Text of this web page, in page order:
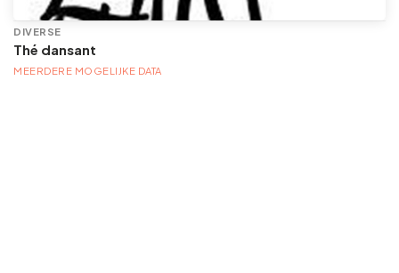
DIVERSE
Thé dansant
MEERDERE MOGELIJKE DATA